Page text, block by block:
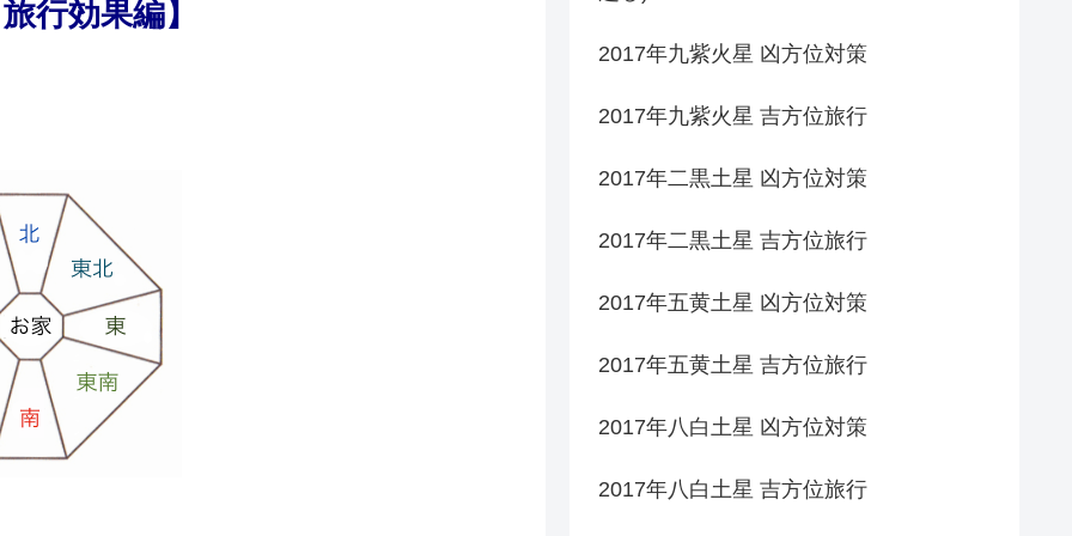
旅行効果編】
2017年九紫火星 凶方位対策
2017年九紫火星 吉方位旅行
2017年二黒土星 凶方位対策
2017年二黒土星 吉方位旅行
2017年五黄土星 凶方位対策
2017年五黄土星 吉方位旅行
2017年八白土星 凶方位対策
2017年八白土星 吉方位旅行